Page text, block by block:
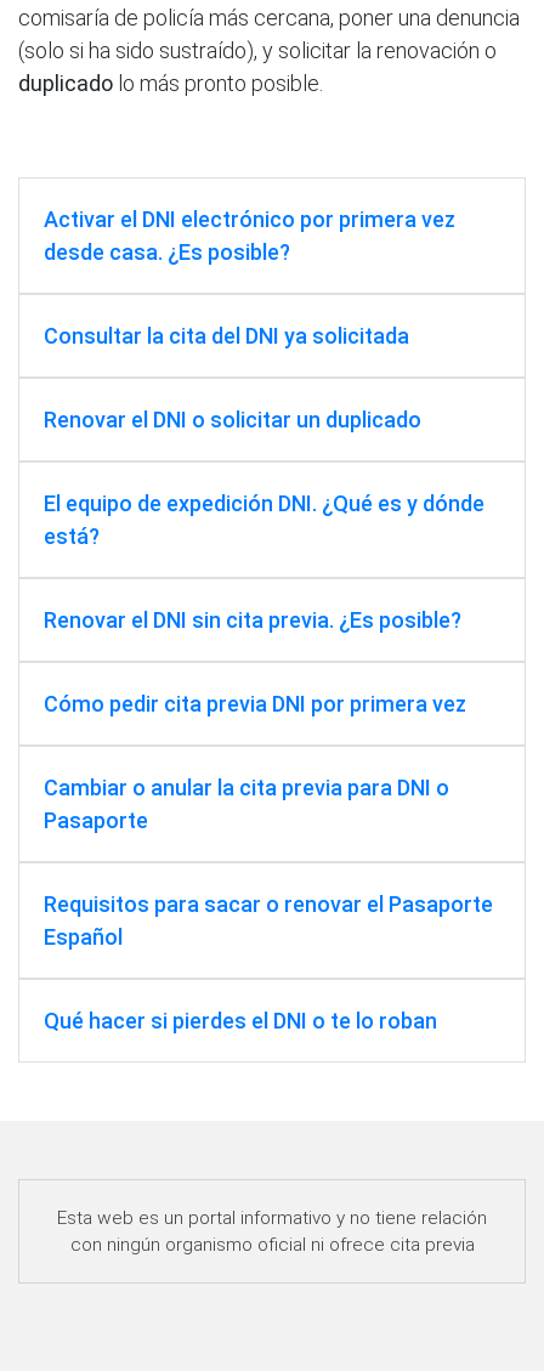
comisaría de policía más cercana, poner una denuncia
(solo si ha sido sustraído), y solicitar la renovación o
duplicado lo más pronto posible.
Activar el DNI electrónico por primera vez
desde casa. ¿Es posible?
Consultar la cita del DNI ya solicitada
Renovar el DNI o solicitar un duplicado
El equipo de expedición DNI. ¿Qué es y dónde
está?
Renovar el DNI sin cita previa. ¿Es posible?
Cómo pedir cita previa DNI por primera vez
Cambiar o anular la cita previa para DNI o
Pasaporte
Requisitos para sacar o renovar el Pasaporte
Español
Qué hacer si pierdes el DNI o te lo roban
Esta web es un portal informativo y no tiene relación
con ningún organismo oficial ni ofrece cita previa